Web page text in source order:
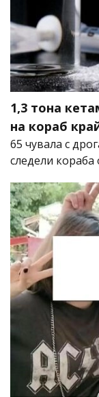
1,3 тона
на кораб
65 чувала с
следели